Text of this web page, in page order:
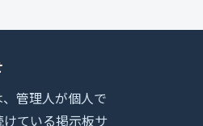
管理人が個人で
ている掲示板サ